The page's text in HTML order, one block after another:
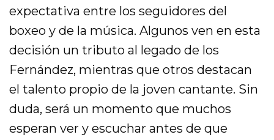
expectativa entre los seguidores del
boxeo y de la música. Algunos ven en esta
decisión un tributo al legado de los
Fernández, mientras que otros destacan
el talento propio de la joven cantante. Sin
duda, será un momento que muchos
esperan ver y escuchar antes de que